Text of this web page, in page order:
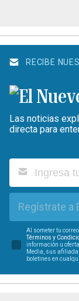
RECIBE
Las noticias
directa para
Regístrate a
Al someter tu
Términos y
información u
Media, sus
boletines en